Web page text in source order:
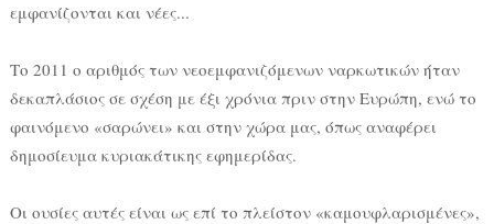
εμφανίζονται και νέες...
Το 2011 ο αριθμός των νεοεμφανιζόμενων ναρκωτικών ήταν
δεκαπλάσιος σε σχέση με έξι χρόνια πριν στην Ευρώπη, ενώ το
φαινόμενο «σαρώνει» και στην χώρα μας, όπως αναφέρει
δημοσίευμα κυριακάτικης εφημερίδας.
Οι ουσίες αυτές είναι ως επί το πλείστον «καμουφλαρισμένες»,